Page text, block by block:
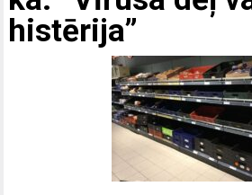
histērija”